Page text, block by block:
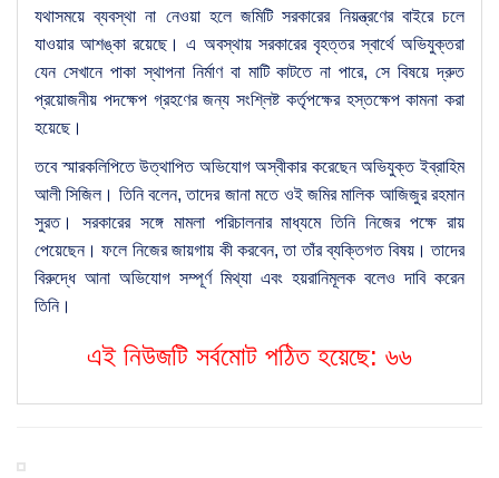
যথাসময়ে ব্যবস্থা না নেওয়া হলে জমিটি সরকারের নিয়ন্ত্রণের বাইরে চলে
যাওয়ার আশঙ্কা রয়েছে। এ অবস্থায় সরকারের বৃহত্তর স্বার্থে অভিযুক্তরা
যেন সেখানে পাকা স্থাপনা নির্মাণ বা মাটি কাটতে না পারে, সে বিষয়ে দ্রুত
প্রয়োজনীয় পদক্ষেপ গ্রহণের জন্য সংশ্লিষ্ট কর্তৃপক্ষের হস্তক্ষেপ কামনা করা
হয়েছে।
তবে স্মারকলিপিতে উত্থাপিত অভিযোগ অস্বীকার করেছেন অভিযুক্ত ইব্রাহিম
আলী সিজিল। তিনি বলেন, তাদের জানা মতে ওই জমির মালিক আজিজুর রহমান
সুরত। সরকারের সঙ্গে মামলা পরিচালনার মাধ্যমে তিনি নিজের পক্ষে রায়
পেয়েছেন। ফলে নিজের জায়গায় কী করবেন, তা তাঁর ব্যক্তিগত বিষয়। তাদের
বিরুদ্ধে আনা অভিযোগ সম্পূর্ণ মিথ্যা এবং হয়রানিমূলক বলেও দাবি করেন
তিনি।
এই নিউজটি সর্বমোট পঠিত হয়েছে: ৬৬